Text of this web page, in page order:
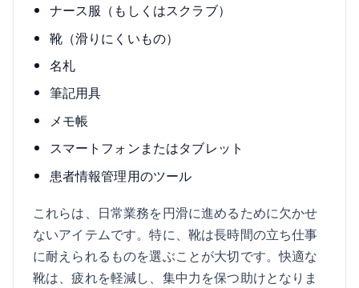
ナース服（もしくはスクラブ）
靴（滑りにくいもの）
名札
筆記用具
メモ帳
スマートフォンまたはタブレット
患者情報管理用のツール
これらは、日常業務を円滑に進めるために欠かせ
ないアイテムです。特に、靴は長時間の立ち仕事
に耐えられるものを選ぶことが大切です。快適な
靴は、疲れを軽減し、集中力を保つ助けとなりま